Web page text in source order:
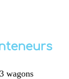
wagons